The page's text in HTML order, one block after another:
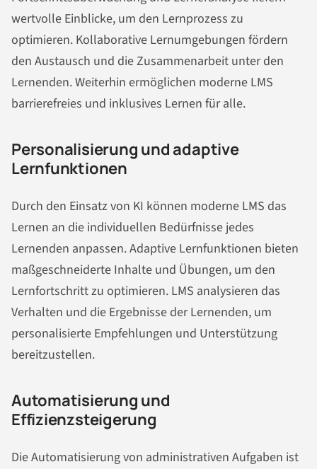
wertvolle Einblicke, um den Lernprozess zu
optimieren. Kollaborative Lernumgebungen fördern
den Austausch und die Zusammenarbeit unter den
Lernenden. Weiterhin ermöglichen moderne LMS
barrierefreies und inklusives Lernen für alle.
Personalisierung und adaptive
Lernfunktionen
Durch den Einsatz von KI können moderne LMS das
Lernen an die individuellen Bedürfnisse jedes
Lernenden anpassen. Adaptive Lernfunktionen bieten
maßgeschneiderte Inhalte und Übungen, um den
Lernfortschritt zu optimieren. LMS analysieren das
Verhalten und die Ergebnisse der Lernenden, um
personalisierte Empfehlungen und Unterstützung
bereitzustellen.
Automatisierung und
Effizienzsteigerung
Die Automatisierung von administrativen Aufgaben ist